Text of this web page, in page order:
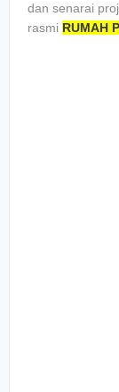
dan senarai
rasmi RUMAH